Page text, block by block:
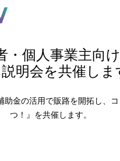
・個人事業主向
明会を共催しま
助金の活用で販路を開拓し、
つ！』を共催します。